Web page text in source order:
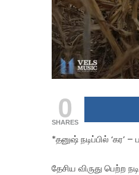
0
SHARES
*தனுஷ் நடிப்பில் ‘கர’
தேசிய விருது பெற்ற